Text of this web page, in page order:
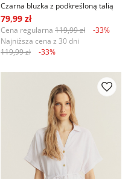
Czarna bluzka z podkreśloną talią
79,99 zł
Cena regularna 119,99 zł
-33%
Najniższa cena z 30 dni
119,99 zł
-33%